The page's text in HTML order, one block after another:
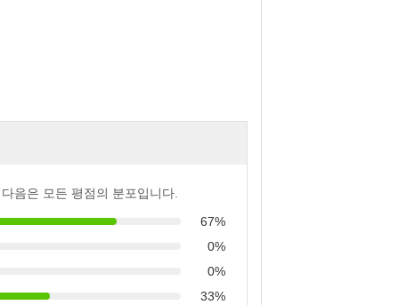
다음은 모든 평점의 분포입니다.
67%
0%
0%
33%